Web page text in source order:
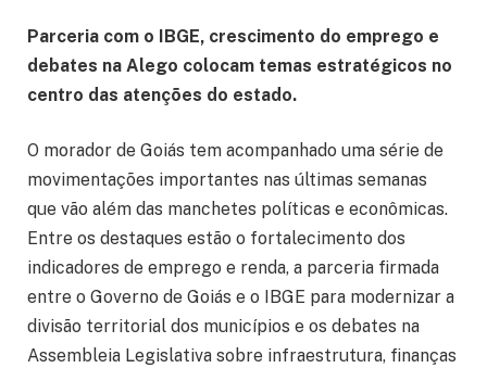
Parceria com o IBGE, crescimento do emprego e
debates na Alego colocam temas estratégicos no
centro das atenções do estado.
O morador de Goiás tem acompanhado uma série de
movimentações importantes nas últimas semanas
que vão além das manchetes políticas e econômicas.
Entre os destaques estão o fortalecimento dos
indicadores de emprego e renda, a parceria firmada
entre o Governo de Goiás e o IBGE para modernizar a
divisão territorial dos municípios e os debates na
Assembleia Legislativa sobre infraestrutura, finanças